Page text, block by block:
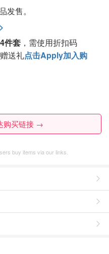
发售。
件套 ，需使用折扣码
送礼点击Apply加入购
购买链接 →
buy items via our links.